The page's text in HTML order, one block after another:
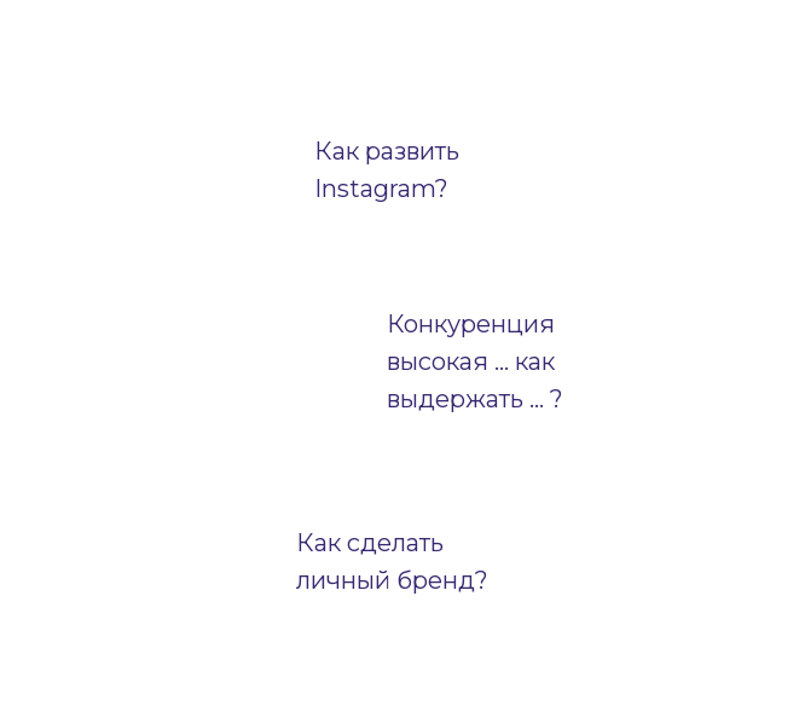
Как развить
Instagram?
Как сделать
личный бренд?
Конкуренция
высокая … как
выдержать … ?